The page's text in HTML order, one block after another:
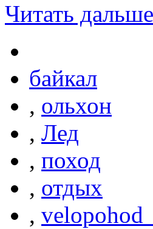
Читать
байкал
, ольхон
, Лед
, поход
, отдых
,